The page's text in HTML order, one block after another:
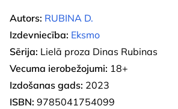
Autors: RUBINA D.
Izdevniecība: Eksmo
Sērija: Lielā proza Dinas Rubinas
Vecuma ierobežojumi: 18+
Izdošanas gads: 2023
ISBN: 9785041754099